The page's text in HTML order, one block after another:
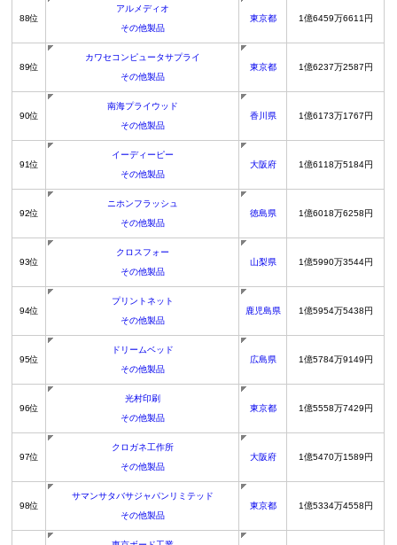
88位
アルメディオ
その他製品
東京都 1億6459万6611円
89位
カワセコンピュータサプライ
その他製品
東京都 1億6237万2587円
90位
南海プライウッド
その他製品
香川県 1億6173万1767円
91位
イーディーピー
その他製品
大阪府 1億6118万5184円
92位
ニホンフラッシュ
その他製品
徳島県 1億6018万6258円
93位
クロスフォー
その他製品
山梨県 1億5990万3544円
94位
プリントネット
その他製品
鹿児島県 1億5954万5438円
95位
ドリームベッド
その他製品
広島県 1億5784万9149円
96位
光村印刷
その他製品
東京都 1億5558万7429円
97位
クロガネ工作所
その他製品
大阪府 1億5470万1589円
98位
サマンサタバサジャパンリミテッド
その他製品
東京都 1億5334万4558円